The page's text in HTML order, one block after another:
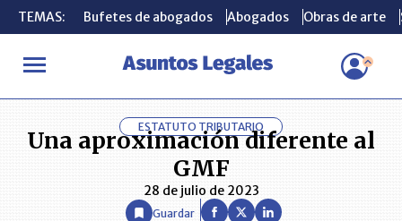
TEMAS: Bufetes de abogados Abogados Obras de arte
INICIO ANÁLISIS ANDRÉS GUEVARA GONZÁLEZ Una
TEMAS: Bufetes de abogados Abogados Obras de arte
ESTATUTO TRIBUTARIO
Una aproximación diferente al
GMF
28 de julio de 2023
Guardar